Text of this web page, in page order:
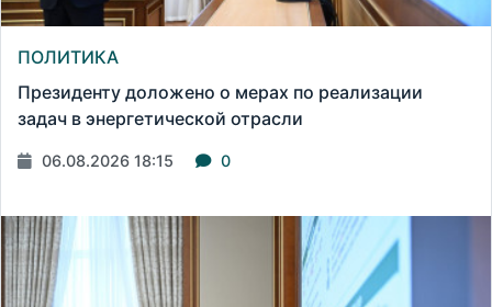
ПОЛИТИКА
Президенту доложено о мерах по реализации
задач в энергетической отрасли
06.08.2026 18:15 0